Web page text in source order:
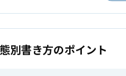
別書き方のポイント